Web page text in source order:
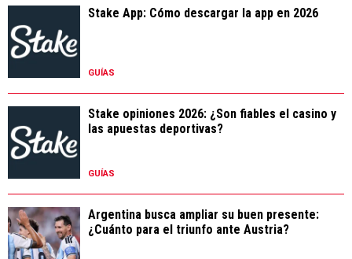
Stake App: Cómo descargar la app en 2026
GUÍAS
Stake opiniones 2026: ¿Son fiables el casino y
las apuestas deportivas?
GUÍAS
Argentina busca ampliar su buen presente:
¿Cuánto para el triunfo ante Austria?